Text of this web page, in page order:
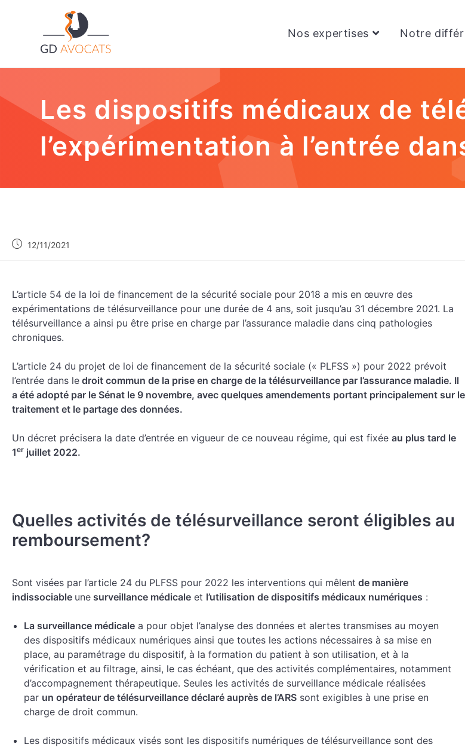
Nos expertises Notre
Les dispositifs médicaux de
l’expérimentation à l’entrée
12/11/2021
L’article 54 de la loi de financement de la sécurité sociale pour 2018 a mis en œuvre des
expérimentations de télésurveillance pour une durée de 4 ans, soit jusqu’au 31 décembre 2021. La
télésurveillance a ainsi pu être prise en charge par l’assurance maladie dans cinq pathologies
chroniques.
L’article 24 du projet de loi de financement de la sécurité sociale (« PLFSS ») pour 2022 prévoit
l’entrée dans le droit commun de la prise en charge de la télésurveillance par l’assurance maladie. Il
a été adopté par le Sénat le 9 novembre, avec quelques amendements portant principalement sur le
traitement et le partage des données.
Un décret précisera la date d’entrée en vigueur de ce nouveau régime, qui est fixée au plus tard le
1er juillet 2022.
Quelles activités de télésurveillance seront éligibles au
remboursement?
Sont visées par l’article 24 du PLFSS pour 2022 les interventions qui mêlent de manière
indissociable une surveillance médicale et l’utilisation de dispositifs médicaux numériques :
La surveillance médicale a pour objet l’analyse des données et alertes transmises au moyen
des dispositifs médicaux numériques ainsi que toutes les actions nécessaires à sa mise en
place, au paramétrage du dispositif, à la formation du patient à son utilisation, et à la
vérification et au filtrage, ainsi, le cas échéant, que des activités complémentaires, notamment
d’accompagnement thérapeutique. Seules les activités de surveillance médicale réalisées
par un opérateur de télésurveillance déclaré auprès de l’ARS sont exigibles à une prise en
charge de droit commun.
Les dispositifs médicaux visés sont les dispositifs numériques de télésurveillance sont des